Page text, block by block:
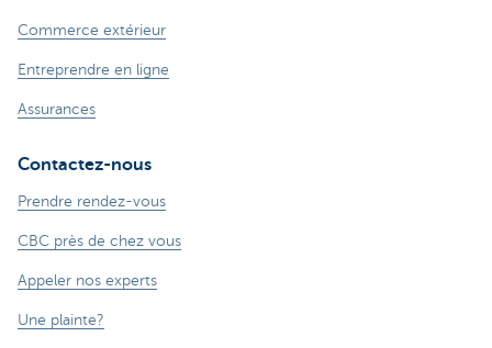
Commerce extérieur
Entreprendre en ligne
Assurances
Contactez-nous
Prendre rendez-vous
CBC près de chez vous
Appeler nos experts
Une plainte?